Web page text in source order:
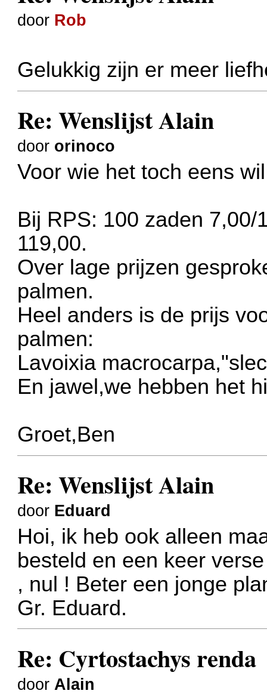
door Rob
Gelukkig zijn er meer
Re: Wenslijst Alain
door orinoco
Voor wie het toch eens
Bij RPS: 100 zaden
119,00.
Over lage prijzen
palmen.
Heel anders is de prijs
palmen:
Lavoixia
En jawel,we hebben het
Groet,Ben
Re: Wenslijst Alain
door Eduard
Hoi, ik heb ook alleen
besteld en een keer
, nul ! Beter een jonge
Gr. Eduard.
Re: Cyrtostachys renda
doorAlain